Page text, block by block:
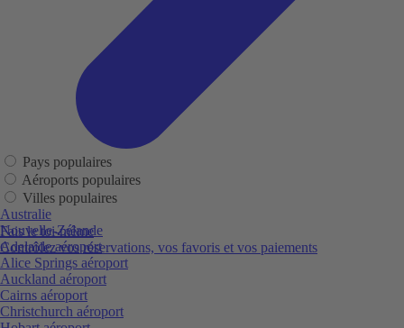
Fais le toi-même
Contrôlez vos réservations, vos favoris et vos paiements
Pays populaires
Aéroports populaires
Villes populaires
Australie
Nouvelle-Zélande
Adelaide aéroport
Alice Springs aéroport
Auckland aéroport
Cairns aéroport
Christchurch aéroport